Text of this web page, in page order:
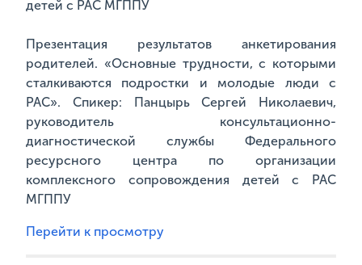
детей с РАС МГППУ
Презентация результатов анкетирования
родителей. «Основные трудности, с которыми
сталкиваются подростки и молодые люди с
РАС». Спикер: Панцырь Сергей Николаевич,
руководитель консультационно-
диагностической службы Федерального
ресурсного центра по организации
комплексного сопровождения детей с РАС
МГППУ
Перейти к просмотру